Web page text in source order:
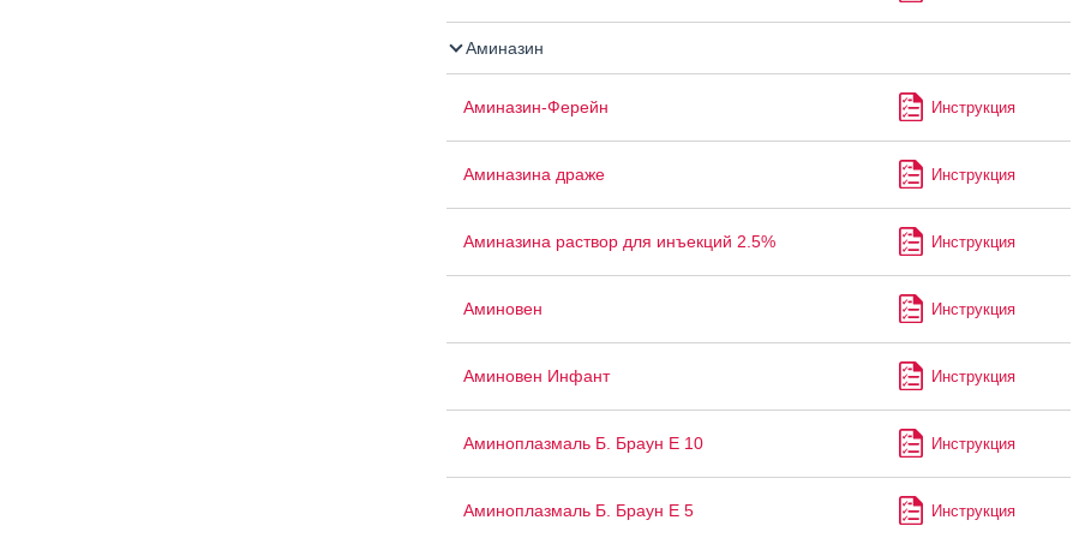
Аминазин
Аминазин-Ферейн Инструкция
Аминазина драже Инструкция
Аминазина раствор для инъекций 2.5% Инструкция
Аминовен Инструкция
Аминовен Инфант Инструкция
Аминоплазмаль Б. Браун Е 10 Инструкция
Аминоплазмаль Б. Браун Е 5 Инструкция